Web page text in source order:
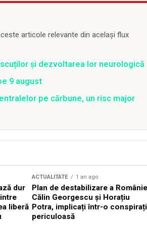
articole relevante din același flux
și dezvoltarea lor neurologică
9 august
pe cărbune, un risc major
dur
liberă
ACTUALITATE 1 an ago
Plan de destabilizare a
Călin Georgescu și Horațiu
Potra, implicați într-o
periculoasă